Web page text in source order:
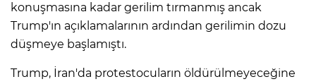
konuşmasına kadar gerilim tırmanmış ancak
Trump'ın açıklamalarının ardından gerilimin dozu
düşmeye başlamıştı.
Trump, İran'da protestocuların öldürülmeyeceğine